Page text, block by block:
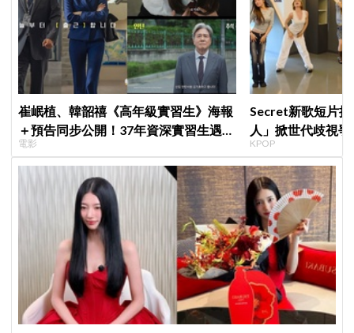
崔岷植、韓韶禧《高年級實習生》海報
＋預告同步公開！37年資深實習生遇上
美女CEO
電影
Secret新歌短片
人」掀世代歧視
舒服
KPOP